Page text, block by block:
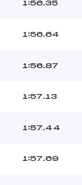
1:56.35
1:56.64
1:56.87
1:57.13
1:57.44
1:57.69